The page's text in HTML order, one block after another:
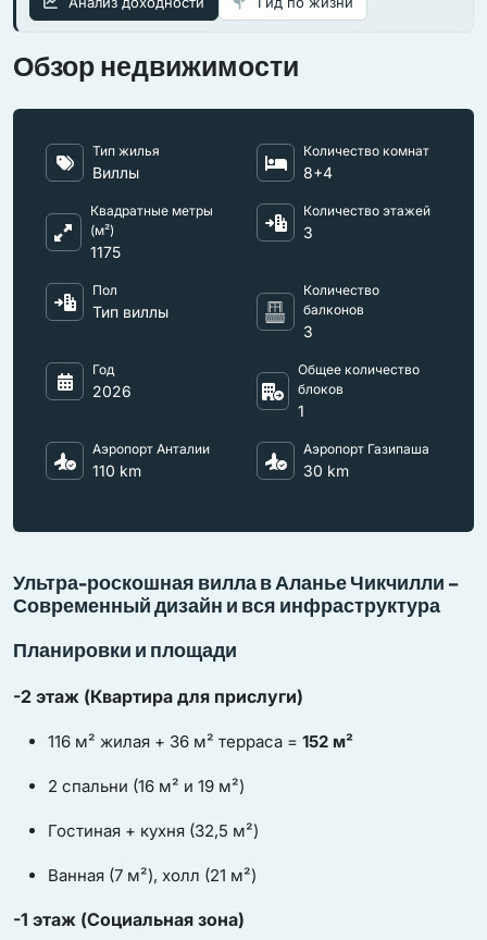
Обзор недвижимости
Тип жилья
Виллы
Количество комнат
8+4
Квадратные метры
(м²)
1175
Количество этажей
3
Пол
Тип виллы
Количество
балконов
3
Год
2026
Общее количество
блоков
1
Аэропорт Анталии
110 km
Аэропорт Газипаша
30 km
Ультра-роскошная вилла в Аланье Чикчилли –
Современный дизайн и вся инфраструктура
Планировки и площади
-2 этаж (Квартира для прислуги)
116 м² жилая + 36 м² терраса = 152 м²
2 спальни (16 м² и 19 м²)
Гостиная + кухня (32,5 м²)
Ванная (7 м²), холл (21 м²)
-1 этаж (Социальная зона)